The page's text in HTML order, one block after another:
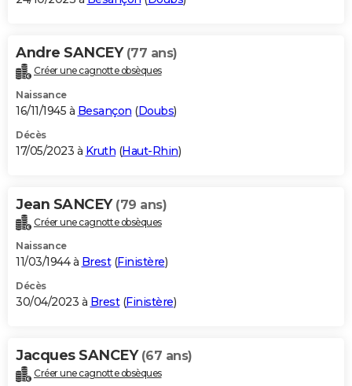
Andre SANCEY (77 ans)
Créer une cagnotte obsèques
Naissance
16/11/1945 à Besançon (Doubs)
Décès
17/05/2023 à Kruth (Haut-Rhin)
Jean SANCEY (79 ans)
Créer une cagnotte obsèques
Naissance
11/03/1944 à Brest(Finistère)
Décès
30/04/2023 à Brest(Finistère)
Jacques SANCEY (67 ans)
Créer une cagnotte obsèques